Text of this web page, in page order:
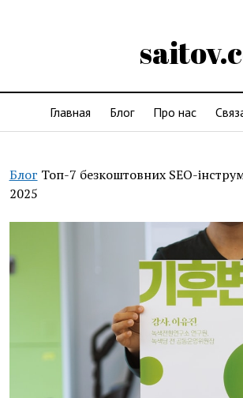
Главная Блог Про нас
Блог Топ-7 безкоштовних SEO-
2025